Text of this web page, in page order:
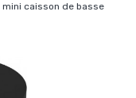
mini caisson de basse